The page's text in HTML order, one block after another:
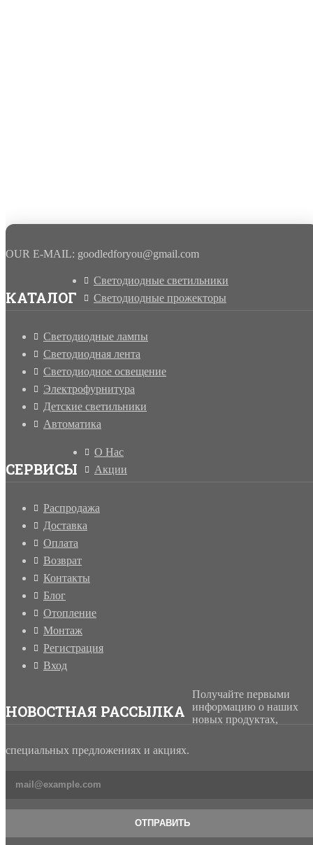
OUR E-MAIL: goodledforyou@gmail.cоm
КАТАЛОГ
Светодиодные светильники
Светодиодные прожекторы
Светодиодные лампы
Светодиодная лента
Светодиодное освещение
Электрофурнитура
Детские светильники
Автоматика
СЕРВИСЫ
О Нас
Акции
Распродажа
Доставка
Оплата
Возврат
Контакты
Блог
Отопление
Монтаж
Регистрация
Вход
НОВОСТНАЯ РАССЫЛКА
Получайте первыми
информацию о наших
новых продуктах,
специальных предложениях и акциях.
ОТПРАВИТЬ